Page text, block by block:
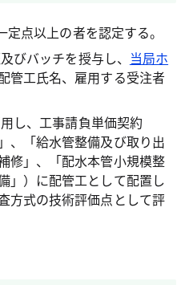
定点以上の者を認定する。
びバッチを授与し、 当局ホ
管工氏名、雇用する受注者
し、工事請負単価契約
、「給水管整備及び取り出
修」、「配水本管小規模整
」）に配管工として配置し
方式の技術評価点として評